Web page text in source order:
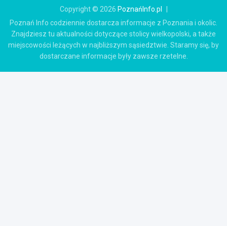
Copyright © 2026 PoznańInfo.pl
Poznań Info codziennie dostarcza informacje z Poznania i okolic.
Znajdziesz tu aktualności dotyczące stolicy wielkopolski, a także
miejscowości leżących w najbliższym sąsiedztwie. Staramy się, by
dostarczane informacje były zawsze rzetelne.